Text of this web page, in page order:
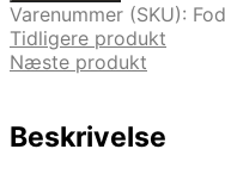
Varenummer (SKU):
Tidligere produkt
Næste produkt
Beskrivelse